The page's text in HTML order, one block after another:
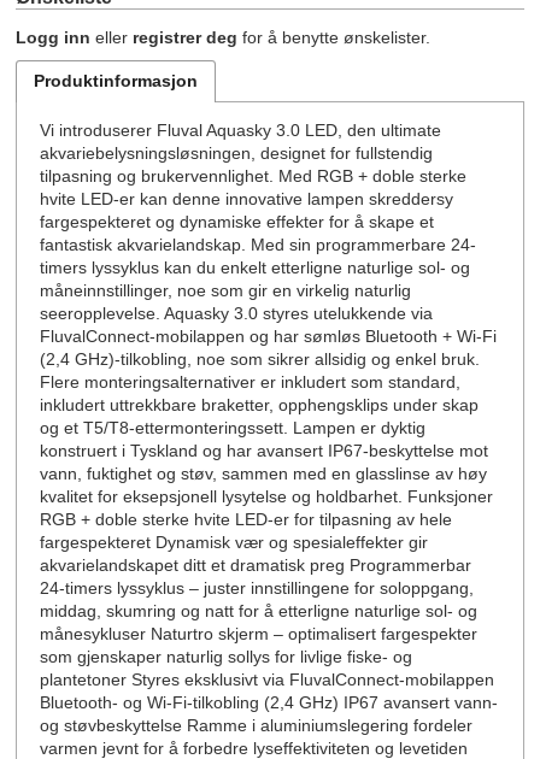
Logg inn eller registrer deg for å benytte ønskelister.
Produktinformasjon
Vi introduserer Fluval Aquasky 3.0 LED, den ultimate
akvariebelysningsløsningen, designet for fullstendig
tilpasning og brukervennlighet. Med RGB + doble sterke
hvite LED-er kan denne innovative lampen skreddersy
fargespekteret og dynamiske effekter for å skape et
fantastisk akvarielandskap. Med sin programmerbare 24-
timers lyssyklus kan du enkelt etterligne naturlige sol- og
måneinnstillinger, noe som gir en virkelig naturlig
seeropplevelse. Aquasky 3.0 styres utelukkende via
FluvalConnect-mobilappen og har sømløs Bluetooth + Wi-Fi
(2,4 GHz)-tilkobling, noe som sikrer allsidig og enkel bruk.
Flere monteringsalternativer er inkludert som standard,
inkludert uttrekkbare braketter, opphengsklips under skap
og et T5/T8-ettermonteringssett. Lampen er dyktig
konstruert i Tyskland og har avansert IP67-beskyttelse mot
vann, fuktighet og støv, sammen med en glasslinse av høy
kvalitet for eksepsjonell lysytelse og holdbarhet. Funksjoner
RGB + doble sterke hvite LED-er for tilpasning av hele
fargespekteret Dynamisk vær og spesialeffekter gir
akvarielandskapet ditt et dramatisk preg Programmerbar
24-timers lyssyklus – juster innstillingene for soloppgang,
middag, skumring og natt for å etterligne naturlige sol- og
månesykluser Naturtro skjerm – optimalisert fargespekter
som gjenskaper naturlig sollys for livlige fiske- og
plantetoner Styres eksklusivt via FluvalConnect-mobilappen
Bluetooth- og Wi-Fi-tilkobling (2,4 GHz) IP67 avansert vann-
og støvbeskyttelse Ramme i aluminiumslegering fordeler
varmen jevnt for å forbedre lyseffektiviteten og levetiden